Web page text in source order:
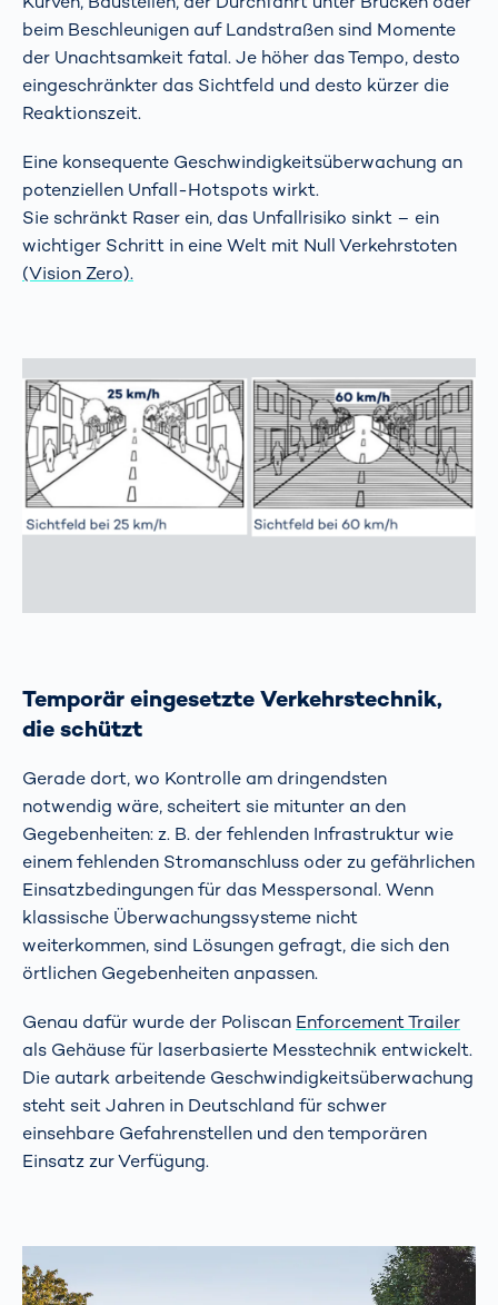
beim Beschleunigen auf Landstraßen sind Momente
der Unachtsamkeit fatal. Je höher das Tempo, desto
eingeschränkter das Sichtfeld und desto kürzer die
Reaktionszeit.
Eine konsequente Geschwindigkeitsüberwachung an
potenziellen Unfall-Hotspots wirkt.
Sie schränkt Raser ein, das Unfallrisiko sinkt – ein
wichtiger Schritt in eine Welt mit Null Verkehrstoten
(Vision Zero).
Temporär eingesetzte Verkehrstechnik,
die schützt
Gerade dort, wo Kontrolle am dringendsten
notwendig wäre, scheitert sie mitunter an den
Gegebenheiten: z. B. der fehlenden Infrastruktur wie
einem fehlenden Stromanschluss oder zu gefährlichen
Einsatzbedingungen für das Messpersonal. Wenn
klassische Überwachungssysteme nicht
weiterkommen, sind Lösungen gefragt, die sich den
örtlichen Gegebenheiten anpassen.
Genau dafür wurde der Poliscan Enforcement Trailer
als Gehäuse für laserbasierte Messtechnik entwickelt.
Die autark arbeitende Geschwindigkeitsüberwachung
steht seit Jahren in Deutschland für schwer
einsehbare Gefahrenstellen und den temporären
Einsatz zur Verfügung.